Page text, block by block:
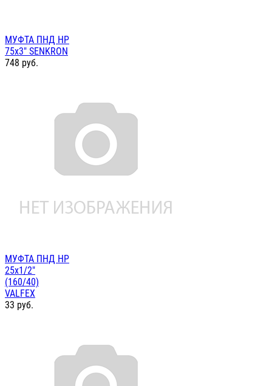
МУФТА ПНД НР
75х3" SENKRON
748 руб.
МУФТА ПНД НР
25х1/2"
(160/40)
VALFEX
33 руб.